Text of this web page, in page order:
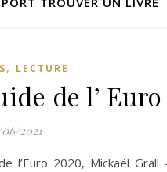
, LECTURE
de l’
2021
l’Euro 2020, Mickaël